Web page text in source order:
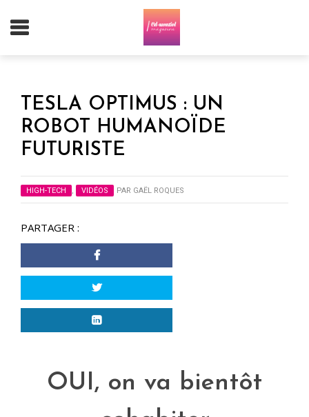
TESLA OPTIMUS : UN
ROBOT HUMANOÏDE
FUTURISTE
HIGH-TECH , VIDÉOS PAR GAËL ROQUES
PARTAGER :
OUI, on va bientôt